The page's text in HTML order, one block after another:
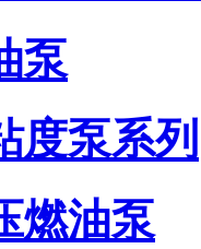
泵
度泵系列
燃油泵